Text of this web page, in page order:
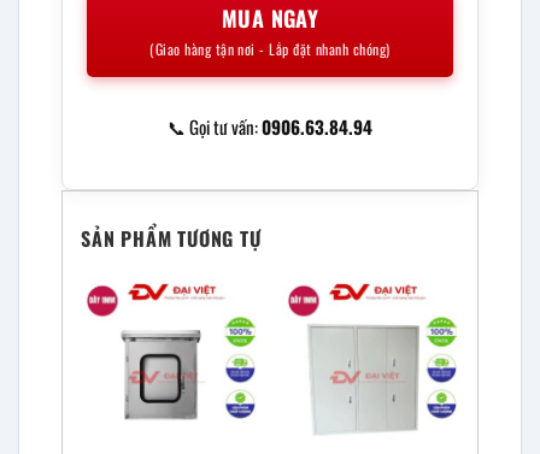
MUA NGAY
(Giao hàng tận nơi - Lắp đặt nhanh chóng)
📞 Gọi tư vấn:0906.63.84.94
SẢN PHẨM TƯƠNG TỰ